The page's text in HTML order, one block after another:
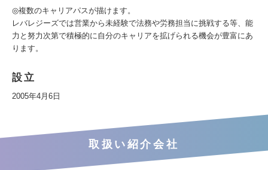
◎複数のキャリアパスが描けます。
レバレジーズでは営業から未経験で法務や労務担当に挑戦する等、能
力と努力次第で積極的に自分のキャリアを拡げられる機会が豊富にあ
ります。
設立
2005年4月6日
取扱い紹介会社